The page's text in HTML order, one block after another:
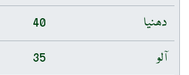
دھنیا
40
آلو
35